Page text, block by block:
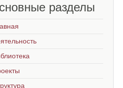
разделы